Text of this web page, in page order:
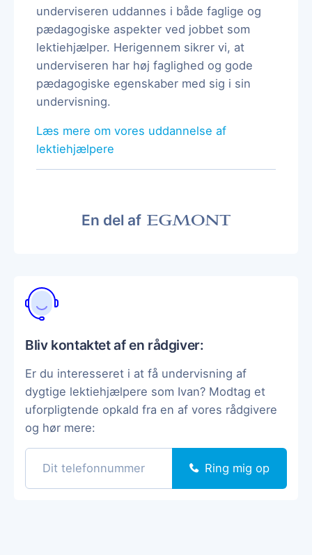
underviseren uddannes i både faglige og
pædagogiske aspekter ved jobbet som
lektiehjælper. Herigennem sikrer vi, at
underviseren har høj faglighed og gode
pædagogiske egenskaber med sig i sin
undervisning.
Læs mere om vores uddannelse af
lektiehjælpere
En del af
Bliv kontaktet af en rådgiver:
Er du interesseret i at få undervisning af
dygtige lektiehjælpere som Ivan? Modtag et
uforpligtende opkald fra en af vores rådgivere
og hør mere:
Ring mig op